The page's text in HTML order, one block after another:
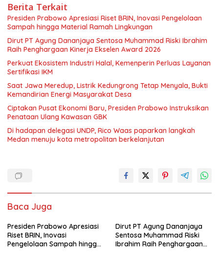
Berita Terkait
Presiden Prabowo Apresiasi Riset BRIN, Inovasi Pengelolaan
Sampah hingga Material Ramah Lingkungan
Dirut PT Agung Dananjaya Sentosa Muhammad Riski Ibrahim
Raih Penghargaan Kinerja Ekselen Award 2026
Perkuat Ekosistem Industri Halal, Kemenperin Perluas Layanan
Sertifikasi IKM
Saat Jawa Meredup, Listrik Kedungrong Tetap Menyala, Bukti
Kemandirian Energi Masyarakat Desa
Ciptakan Pusat Ekonomi Baru, Presiden Prabowo Instruksikan
Penataan Ulang Kawasan GBK
Di hadapan delegasi UNDP, Rico Waas paparkan langkah
Medan menuju kota metropolitan berkelanjutan
Baca Juga
Presiden Prabowo Apresiasi
Riset BRIN, Inovasi
Pengelolaan Sampah hingga
Dirut PT Agung Dananjaya
Sentosa Muhammad Riski
Ibrahim Raih Penghargaan